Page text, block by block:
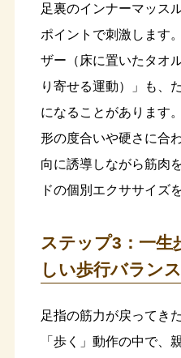
足裏のインナーマッス
ポイントで刺激します
ザー（床に置いたタオ
り寄せる運動）」も、
になることがあります
形の度合いや硬さに合
向に誘導しながら筋肉
ドの個別エクササイズ
ステップ3：一生
しい歩行バラン
足指の筋力が戻ってき
「歩く」動作の中で、